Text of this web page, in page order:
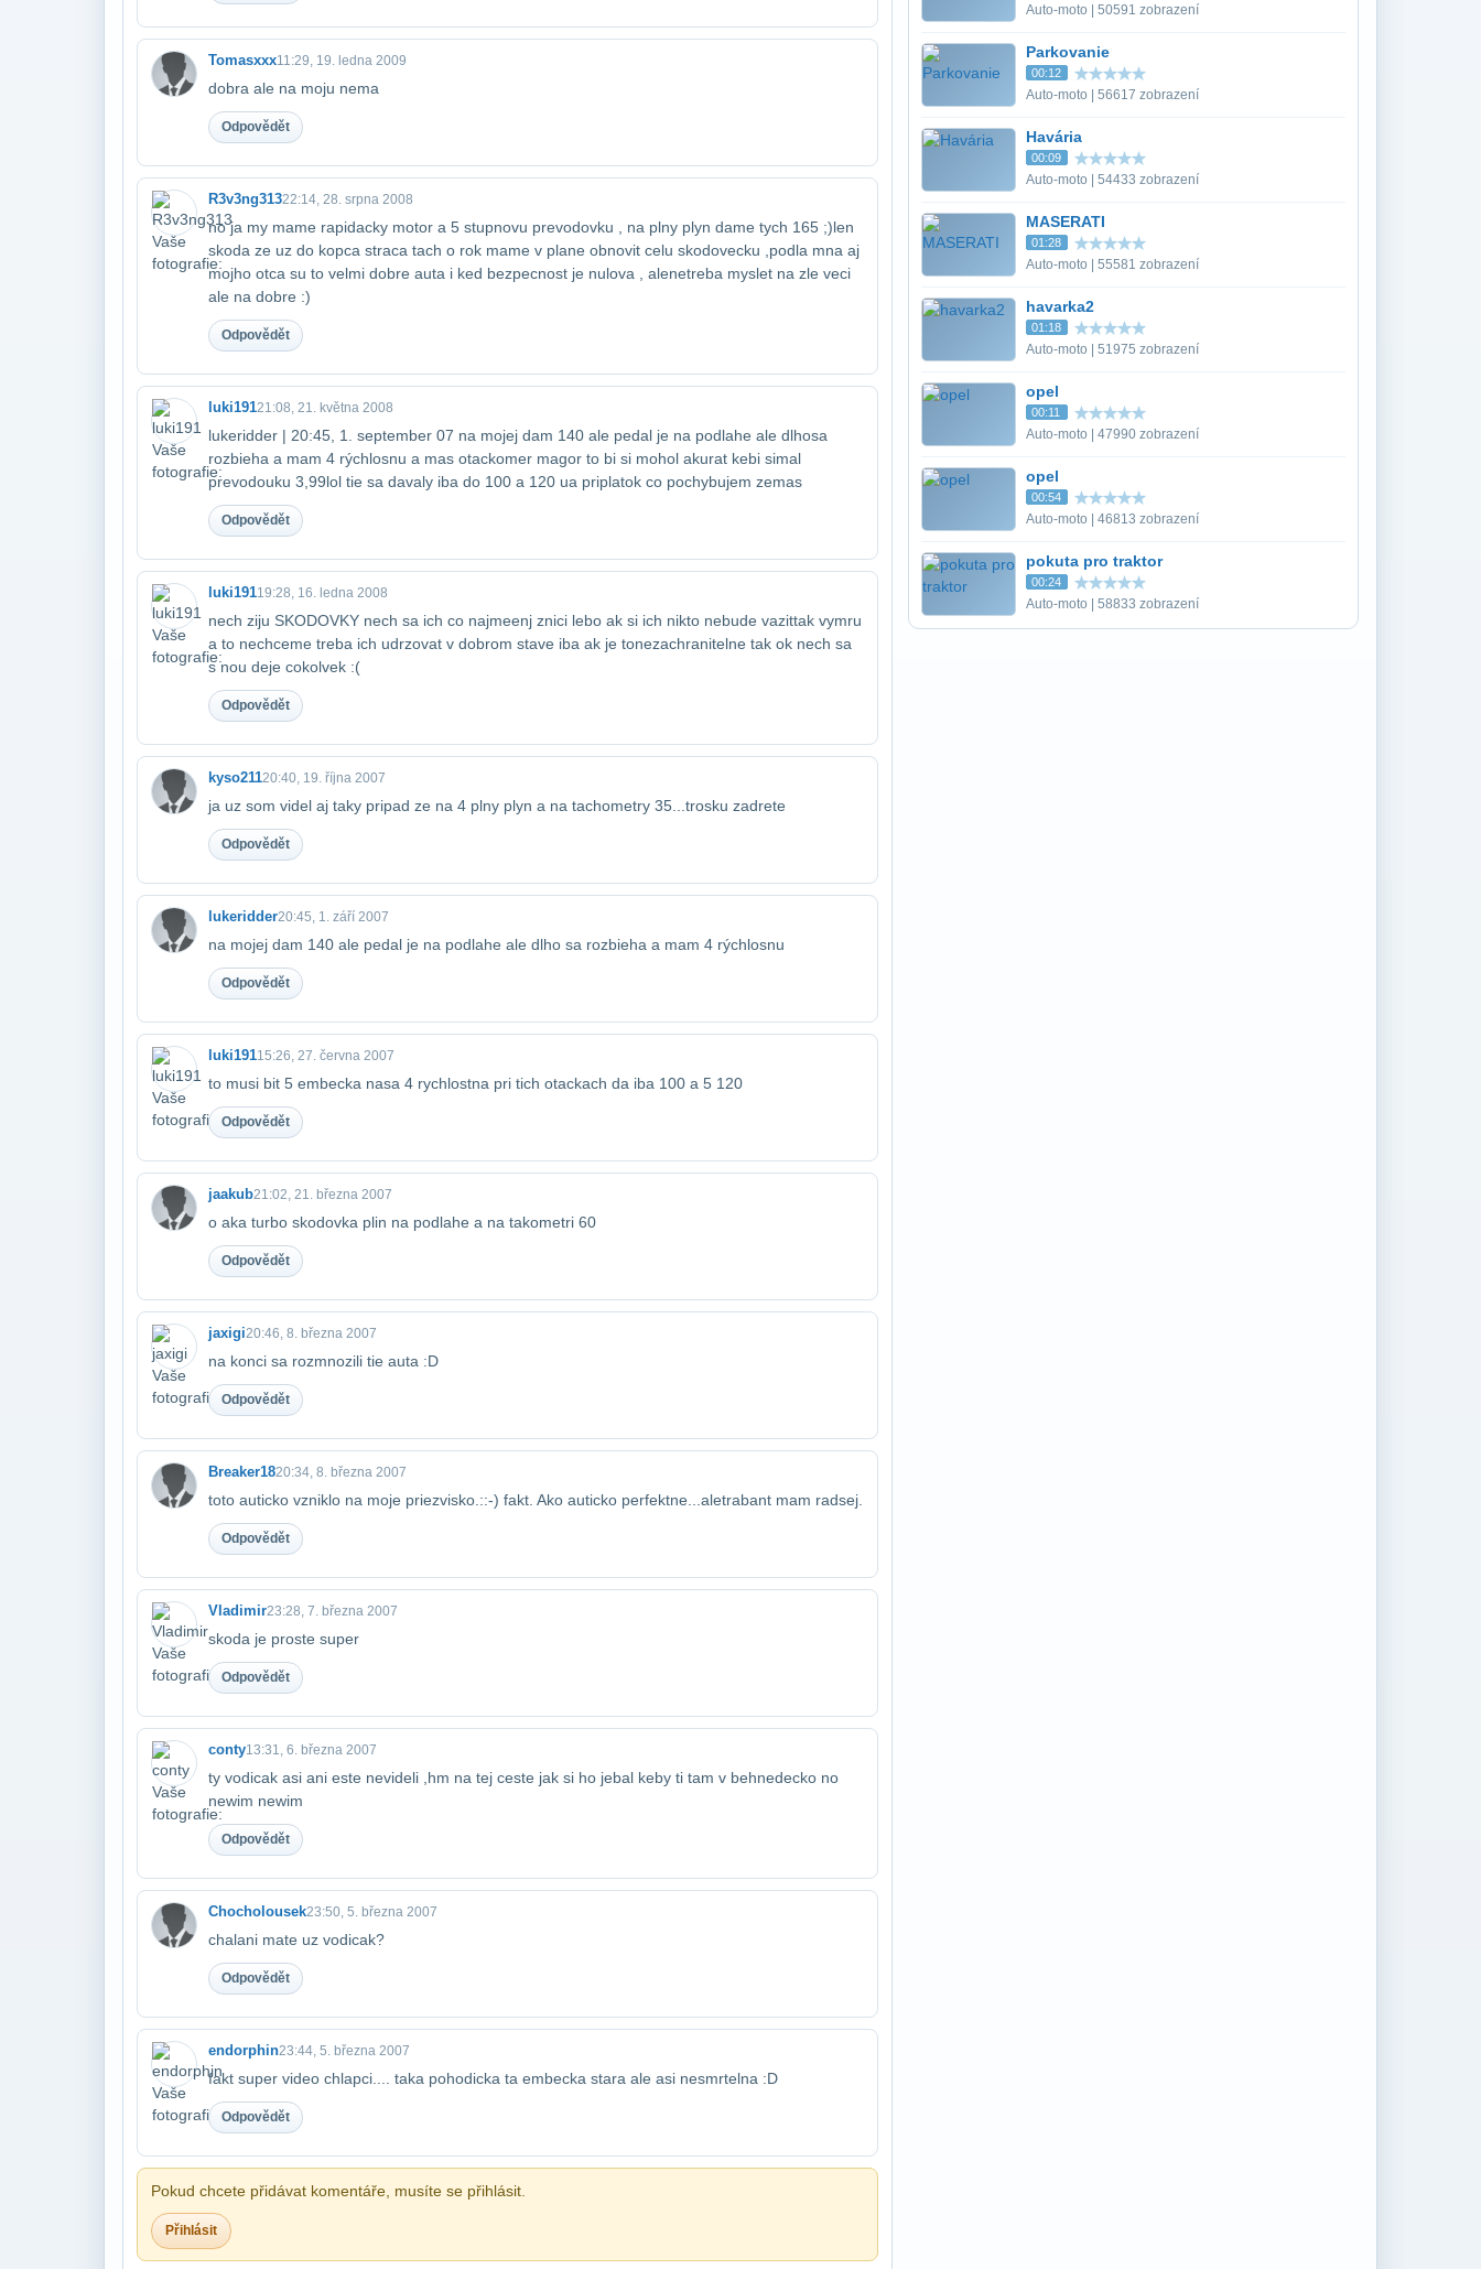
Tomasxxx11:29, 19. ledna 2009
dobra ale na moju nema
Odpovědět
R3v3ng31322:14, 28. srpna 2008
no ja my mame rapidacky motor a 5 stupnovu prevodovku , na plny plyn dame tych 165 ;)​len
skoda ze uz do kopca straca tach o rok mame v plane obnovit celu skodovecku ,​podla mna aj
mojho otca su to velmi dobre auta i ked bezpecnost je nulova , ale​netreba myslet na zle veci
ale na dobre :)
Odpovědět
luki19121:08, 21. května 2008
lukeridder | 20:45, 1. september 07 na mojej dam 140 ale pedal je na podlahe ale dlho​sa
rozbieha a mam 4 rýchlosnu a mas otackomer magor to bi si mohol akurat kebi si​mal
prevodouku 3,99lol tie sa davaly iba do 100 a 120 ua priplatok co pochybujem ze​mas
Odpovědět
luki19119:28, 16. ledna 2008
nech ziju SKODOVKY nech sa ich co najmeenj znici lebo ak si ich nikto nebude vazit​tak vymru
a to nechceme treba ich udrzovat v dobrom stave iba ak je to​nezachranitelne tak ok nech sa
s nou deje cokolvek :(
Odpovědět
kyso21120:40, 19. října 2007
ja uz som videl aj taky pripad ze na 4 plny plyn a na tachometry 35...trosku zadrete
Odpovědět
lukeridder20:45, 1. září 2007
na mojej dam 140 ale pedal je na podlahe ale dlho sa rozbieha a mam 4 rýchlosnu
Odpovědět
luki19115:26, 27. června 2007
to musi bit 5 embecka nasa 4 rychlostna pri tich otackach da iba 100 a 5 120
Odpovědět
jaakub21:02, 21. března 2007
o aka turbo skodovka plin na podlahe a na takometri 60
Odpovědět
jaxigi20:46, 8. března 2007
na konci sa rozmnozili tie auta :D
Odpovědět
Breaker1820:34, 8. března 2007
toto auticko vzniklo na moje priezvisko.::-) fakt. Ako auticko perfektne...ale​trabant mam radsej.
Odpovědět
Vladimir23:28, 7. března 2007
skoda je proste super
Odpovědět
conty13:31, 6. března 2007
ty vodicak asi ani este nevideli ,hm na tej ceste jak si ho jebal keby ti tam v behne​decko no
newim newim
Odpovědět
Chocholousek23:50, 5. března 2007
chalani mate uz vodicak?
Odpovědět
endorphin23:44, 5. března 2007
fakt super video chlapci.... taka pohodicka ta embecka stara ale asi nesmrtelna :D
Odpovědět
Pokud chcete přidávat komentáře, musíte se přihlásit.
Přihlásit
Auto-moto | 50591 zobrazení
Parkovanie
00:12
Auto-moto | 56617 zobrazení
Havária
00:09
Auto-moto | 54433 zobrazení
MASERATI
01:28
Auto-moto | 55581 zobrazení
havarka2
01:18
Auto-moto | 51975 zobrazení
opel
00:11
Auto-moto | 47990 zobrazení
opel
00:54
Auto-moto | 46813 zobrazení
pokuta pro traktor
00:24
Auto-moto | 58833 zobrazení